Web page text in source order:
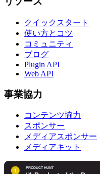
クイックスタート
使い方とコツ
コミュニティ
ブログ
Plugin API
Web API
事業協力
コンテンツ協力
スポンサー
メディアスポンサー
メディアキット